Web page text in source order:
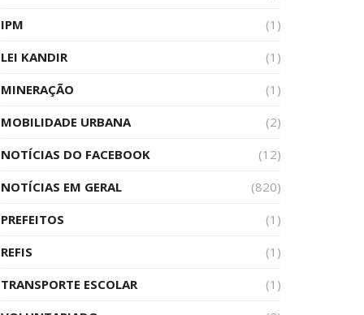
IPM
(1)
LEI KANDIR
(1)
MINERAÇÃO
(1)
MOBILIDADE URBANA
(2)
NOTÍCIAS DO FACEBOOK
(12)
NOTÍCIAS EM GERAL
(820)
PREFEITOS
(1)
REFIS
(1)
TRANSPORTE ESCOLAR
(1)